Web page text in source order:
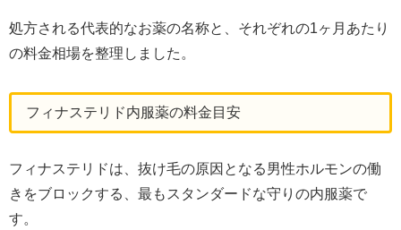
処方される代表的なお薬の名称と、それぞれの1ヶ月あたり
の料金相場を整理しました。
フィナステリド内服薬の料金目安
フィナステリドは、抜け毛の原因となる男性ホルモンの働
きをブロックする、最もスタンダードな守りの内服薬で
す。